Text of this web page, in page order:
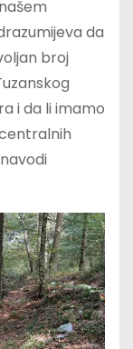
da
broj
i da li imamo